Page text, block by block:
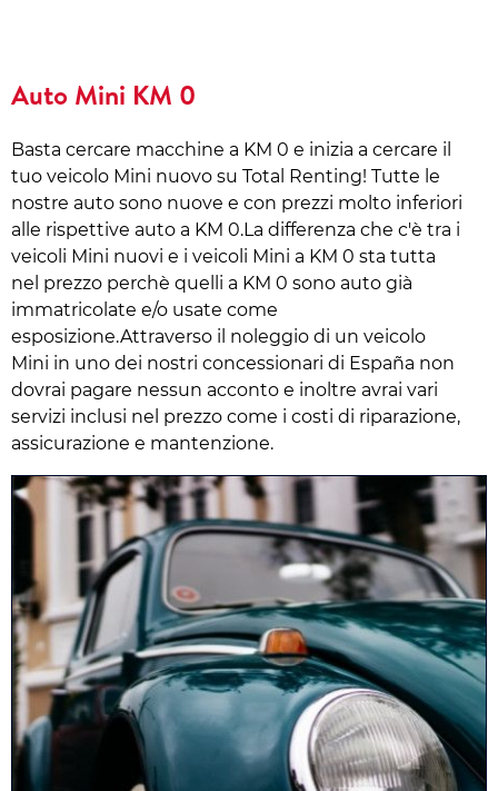
Auto Mini KM 0
Basta cercare macchine a KM 0 e inizia a cercare il
tuo veicolo Mini nuovo su Total Renting! Tutte le
nostre auto sono nuove e con prezzi molto inferiori
alle rispettive auto a KM 0.La differenza che c'è tra i
veicoli Mini nuovi e i veicoli Mini a KM 0 sta tutta
nel prezzo perchè quelli a KM 0 sono auto già
immatricolate e/o usate come
esposizione.Attraverso il noleggio di un veicolo
Mini in uno dei nostri concessionari di España non
dovrai pagare nessun acconto e inoltre avrai vari
servizi inclusi nel prezzo come i costi di riparazione,
assicurazione e mantenzione.